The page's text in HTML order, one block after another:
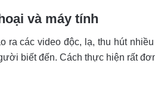
và máy tính
ra các video độc, lạ, thu hút
biết đến. Cách thực hiện rất